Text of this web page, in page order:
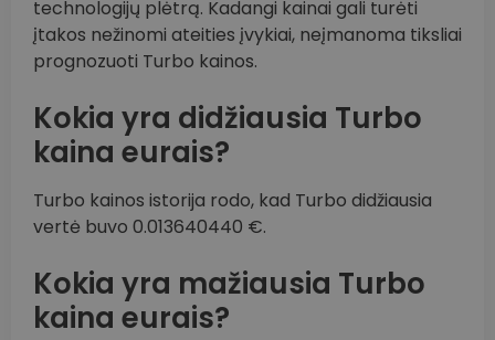
technologijų plėtrą. Kadangi kainai gali turėti
įtakos nežinomi ateities įvykiai, neįmanoma tiksliai
prognozuoti Turbo kainos.
Kokia yra didžiausia Turbo
kaina eurais?
Turbo kainos istorija rodo, kad Turbo didžiausia
vertė buvo 0.013640440 €.
Kokia yra mažiausia Turbo
kaina eurais?